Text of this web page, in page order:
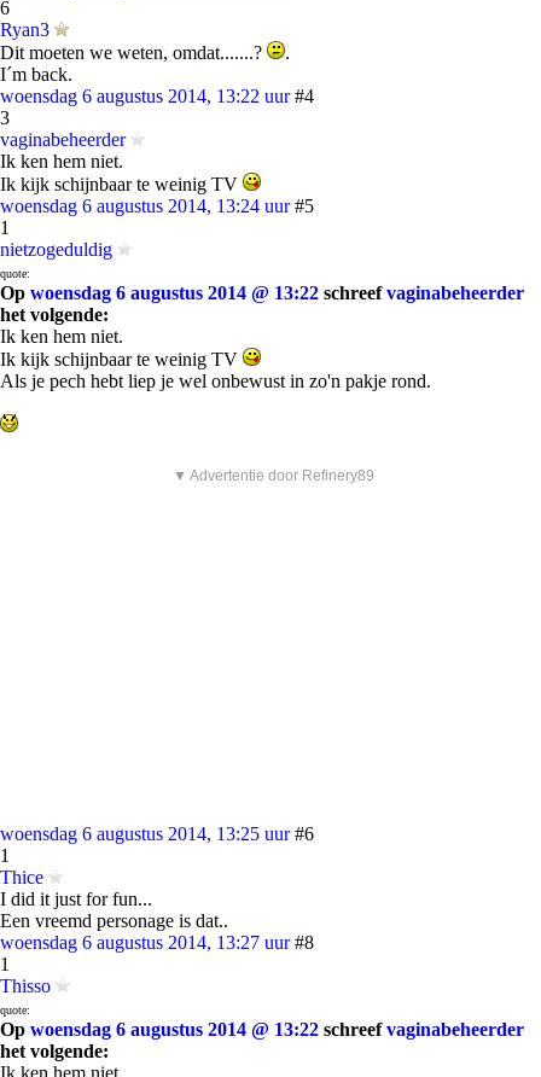
6
Ryan3
Dit moeten we weten, omdat.......?
.
I´m back.
woensdag 6 augustus 2014, 13:22 uur #4
3
vaginabeheerder
Ik ken hem niet.
Ik kijk schijnbaar te weinig TV
woensdag 6 augustus 2014, 13:24 uur #5
1
nietzogeduldig
quote:
Op woensdag 6 augustus 2014 @ 13:22 schreefvaginabeheerder
het volgende:
Ik ken hem niet.
Ik kijk schijnbaar te weinig TV
Als je pech hebt liep je wel onbewust in zo'n pakje rond.
▼ Advertentie door Refinery89
woensdag 6 augustus 2014, 13:25 uur #6
1
Thice
I did it just for fun...
Een vreemd personage is dat..
woensdag 6 augustus 2014, 13:27 uur #8
1
Thisso
quote:
Op woensdag 6 augustus 2014 @ 13:22 schreefvaginabeheerder
het volgende:
Ik ken hem niet.